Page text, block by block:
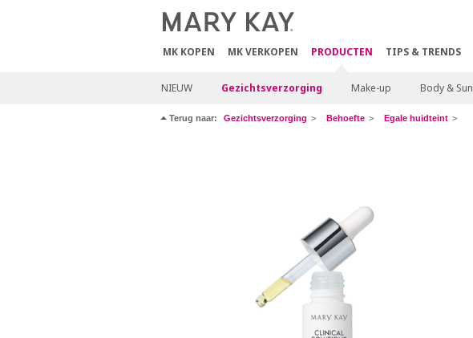
MK KOPEN MK VERKOPEN PRODUCTEN TIPS & TRENDS
NIEUW Gezichtsverzorging Make-up Body & Sun
Terug naar: Gezichtsverzorging Behoefte Egale huidteint